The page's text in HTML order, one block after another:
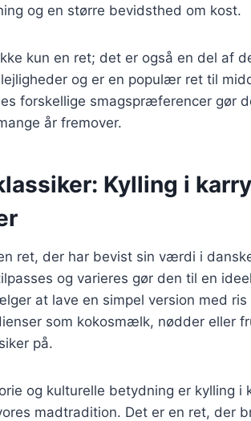
og en større bevidsthed om kost.
kun en ret; det er også en del af
og er en populær ret til
forskellige smagspræferencer gør
år fremover.
Kylling i
ret, der har bevist sin værdi i
og varieres gør den til en
at lave en simpel version med
som kokosmælk, nødder eller
på.
og kulturelle betydning er kylling i
madtradition. Det er en ret, der